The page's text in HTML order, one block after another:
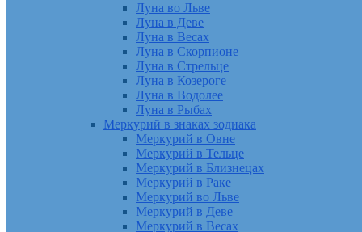
Луна во Льве
Луна в Деве
Луна в Весах
Луна в Скорпионе
Луна в Стрельце
Луна в Козероге
Луна в Водолее
Луна в Рыбах
Меркурий в знаках зодиака
Меркурий в Овне
Меркурий в Тельце
Меркурий в Близнецах
Меркурий в Раке
Меркурий во Льве
Меркурий в Деве
Меркурий в Весах